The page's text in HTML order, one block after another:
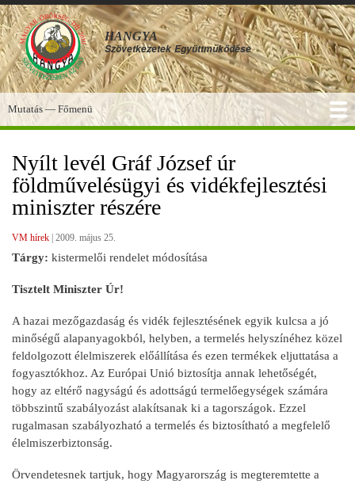
Ugrás
a
tartalomra
HANGYA
Szövetkezetek Együttműködése
Főmenü
Mutatás — Főmenü
Nyílt levél Gráf József úr
földművelésügyi és vidékfejlesztési
miniszter részére
VM hírek 2009. május 25.
Tárgy: kistermelői rendelet módosítása
Tisztelt Miniszter Úr!
A hazai mezőgazdaság és vidék fejlesztésének egyik kulcsa a jó
minőségű alapanyagokból, helyben, a termelés helyszínéhez közel
feldolgozott élelmiszerek előállítása és ezen termékek eljuttatása a
fogyasztókhoz. Az Európai Unió biztosítja annak lehetőségét,
hogy az eltérő nagyságú és adottságú termelőegységek számára
többszintű szabályozást alakítsanak ki a tagországok. Ezzel
rugalmasan szabályozható a termelés és biztosítható a megfelelő
élelmiszerbiztonság.
Örvendetesnek tartjuk, hogy Magyarország is megteremtette a